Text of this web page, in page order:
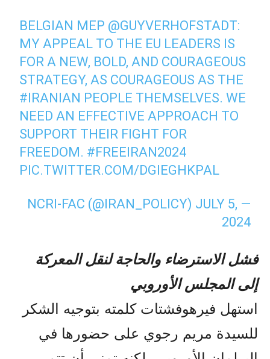
BELGIAN MEP @GUYVERHOFSTADT:
MY APPEAL TO THE EU LEADERS IS
FOR A NEW, BOLD, AND COURAGEOUS
STRATEGY, AS COURAGEOUS AS THE
#IRANIAN PEOPLE THEMSELVES. WE
NEED AN EFFECTIVE APPROACH TO
SUPPORT THEIR FIGHT FOR
FREEDOM. #FREEIRAN2024
PIC.TWITTER.COM/DGIEGHKPAL
— NCRI-FAC (@IRAN_POLICY)
JULY 5,
2024
فشل الاسترضاء والحاجة لنقل المعركة
إلى المجلس الأوروبي
استهل فيرهوفشتات كلمته بتوجيه الشكر
للسيدة مريم رجوي على حضورها في